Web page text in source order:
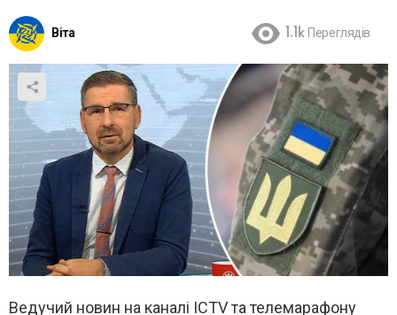
Віта 1.1k Переглядів
Ведучий новин на каналі ICTV та телемарафону